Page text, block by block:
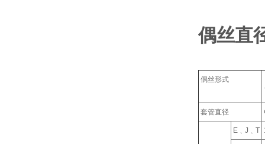
偶丝直
偶丝形式
套管直径
E﹑J﹑T